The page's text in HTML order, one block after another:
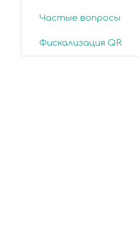
Частые вопросы
Фискализация QR